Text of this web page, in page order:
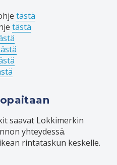
tästä
tästä
saavat Lokkimerkin
yhteydessä.
rintataskun keskelle.